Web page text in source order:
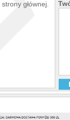
głównej.